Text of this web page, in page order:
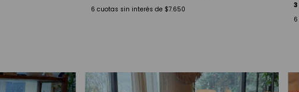
6 cuotas sin interés de $7.650
6